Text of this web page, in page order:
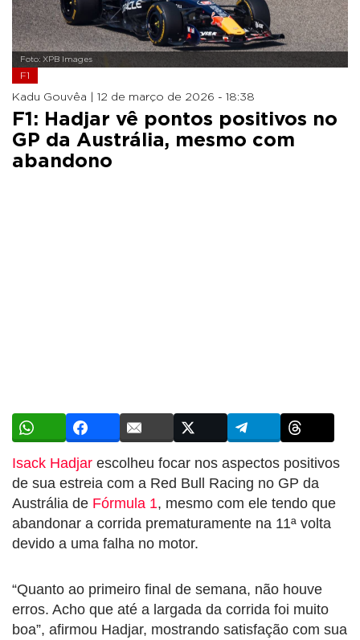
Foto: XPB Images
F1
Kadu Gouvêa | 12 de março de 2026 - 18:38
F1: Hadjar vê pontos positivos no
GP da Austrália, mesmo com
abandono
Isack Hadjar escolheu focar nos aspectos positivos
de sua estreia com a Red Bull Racing no GP da
Austrália de Fórmula 1, mesmo com ele tendo que
abandonar a corrida prematuramente na 11ª volta
devido a uma falha no motor.
“Quanto ao primeiro final de semana, não houve
erros. Acho que até a largada da corrida foi muito
boa”, afirmou Hadjar, mostrando satisfação com sua